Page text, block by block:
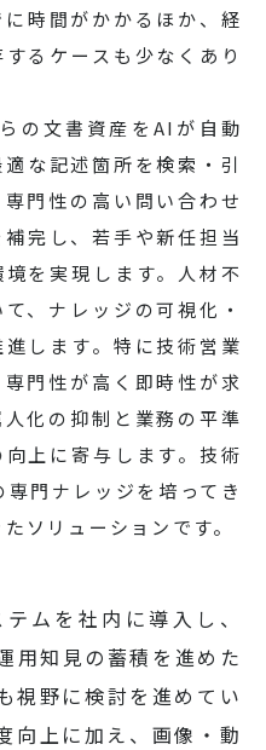
時間がかかるほか、経
るケースも少なくあり
の文書資産をAIが自動
な記述箇所を検索・引
門性の高い問い合わせ
完し、若手や新任担当
を実現します。人材不
、ナレッジの可視化・
します。 特に技術営業
門性が高く即時性が求
化の抑制と業務の平準
上に寄与します。技術
門ナレッジを培ってき
ソリューションです。
ムを社内に導入し、
用知見の蓄積を進めた
視野に検討を進めてい
向上に加え、画像・動